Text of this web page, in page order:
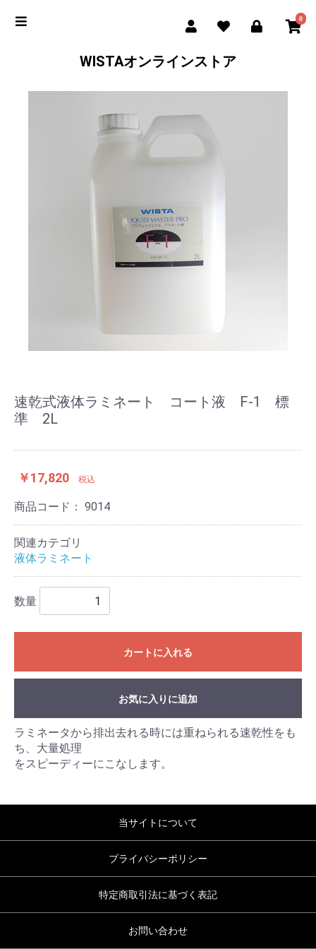
0
WISTAオンラインストア
速乾式液体ラミネート コート液 F-1 標
準 2L
￥17,820 税込
商品コード： 9014
関連カテゴリ
液体ラミネート
数量
カートに入れる
お気に入りに追加
ラミネータから排出去れる時には重ねられる速乾性をも
ち、大量処理
をスピーディーにこなします。
当サイトについて
プライバシーポリシー
特定商取引法に基づく表記
お問い合わせ